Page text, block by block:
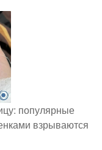
популярные
взрываются